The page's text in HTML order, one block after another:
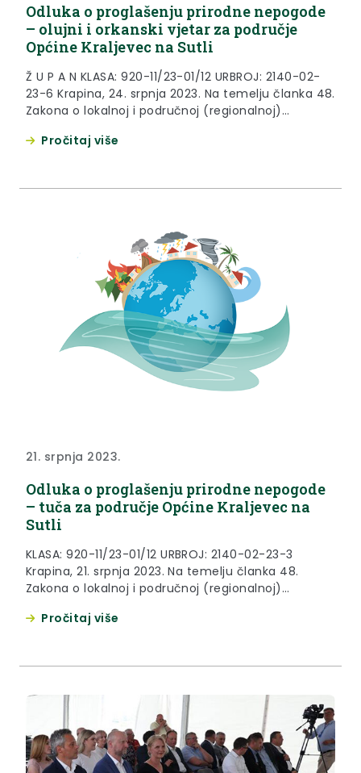
Odluka o proglašenju prirodne nepogode
– olujni i orkanski vjetar za područje
Općine Kraljevec na Sutli
Ž U P A N KLASA: 920-11/23-01/12 URBROJ: 2140-02-
23-6 Krapina, 24. srpnja 2023. Na temelju članka 48.
Zakona o lokalnoj i područnoj (regionalnoj)
129/05., 109/07., 125/08., 150/11., 144/12.,19/13., 137/15.,
Pročitaj više
21. srpnja 2023.
Odluka o proglašenju prirodne nepogode
– tuča za područje Općine Kraljevec na
Sutli
KLASA: 920-11/23-01/12 URBROJ: 2140-02-23-3
Krapina, 21. srpnja 2023. Na temelju članka 48.
Zakona o lokalnoj i područnoj (regionalnoj)
129/05., 109/07., 125/08., 150/11., 144/12.,19/13., 137/15.,
Pročitaj više